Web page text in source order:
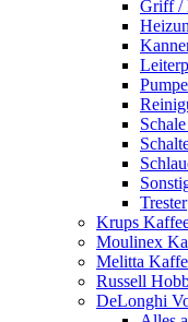
Griff /
Pumpe
Trester
Krups
Moulinex
Melitta
Russell
DeLonghi